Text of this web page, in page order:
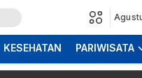
KESEHATAN PARIWISATA